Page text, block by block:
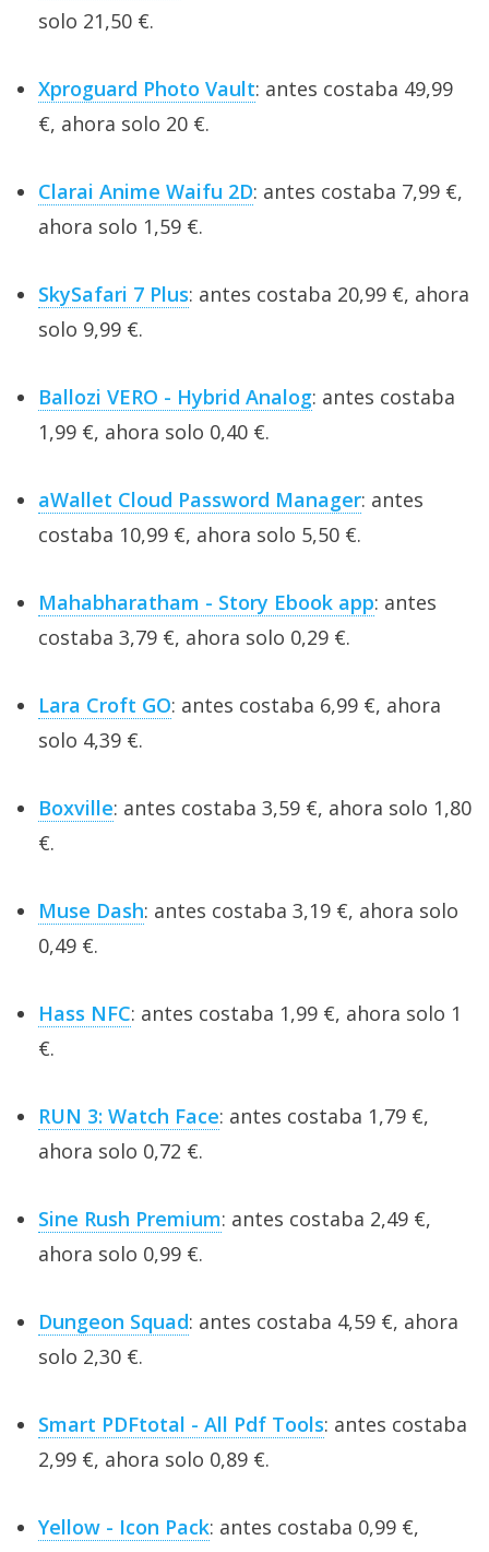
solo 21,50 €.
Xproguard Photo Vault: antes costaba 49,99
€, ahora solo 20 €.
Clarai Anime Waifu 2D: antes costaba 7,99 €,
ahora solo 1,59 €.
SkySafari 7 Plus: antes costaba 20,99 €, ahora
solo 9,99 €.
Ballozi VERO - Hybrid Analog: antes costaba
1,99 €, ahora solo 0,40 €.
aWallet Cloud Password Manager: antes
costaba 10,99 €, ahora solo 5,50 €.
Mahabharatham - Story Ebook app: antes
costaba 3,79 €, ahora solo 0,29 €.
Lara Croft GO: antes costaba 6,99 €, ahora
solo 4,39 €.
Boxville: antes costaba 3,59 €, ahora solo 1,80
€.
Muse Dash: antes costaba 3,19 €, ahora solo
0,49 €.
Hass NFC: antes costaba 1,99 €, ahora solo 1
€.
RUN 3: Watch Face: antes costaba 1,79 €,
ahora solo 0,72 €.
Sine Rush Premium: antes costaba 2,49 €,
ahora solo 0,99 €.
Dungeon Squad: antes costaba 4,59 €, ahora
solo 2,30 €.
Smart PDFtotal - All Pdf Tools: antes costaba
2,99 €, ahora solo 0,89 €.
Yellow - Icon Pack: antes costaba 0,99 €,